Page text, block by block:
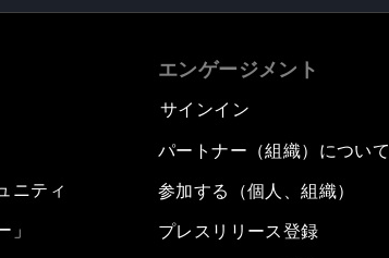
ニティ
」
エンゲージメント
サインイン
パートナー（組織）について
参加する（個人、組織）
プレスリリース登録